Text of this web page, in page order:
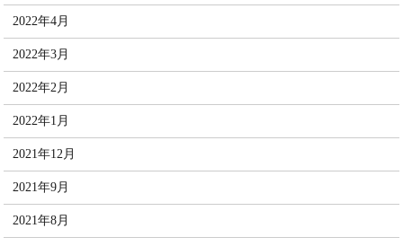
2022年4月
2022年3月
2022年2月
2022年1月
2021年12月
2021年9月
2021年8月